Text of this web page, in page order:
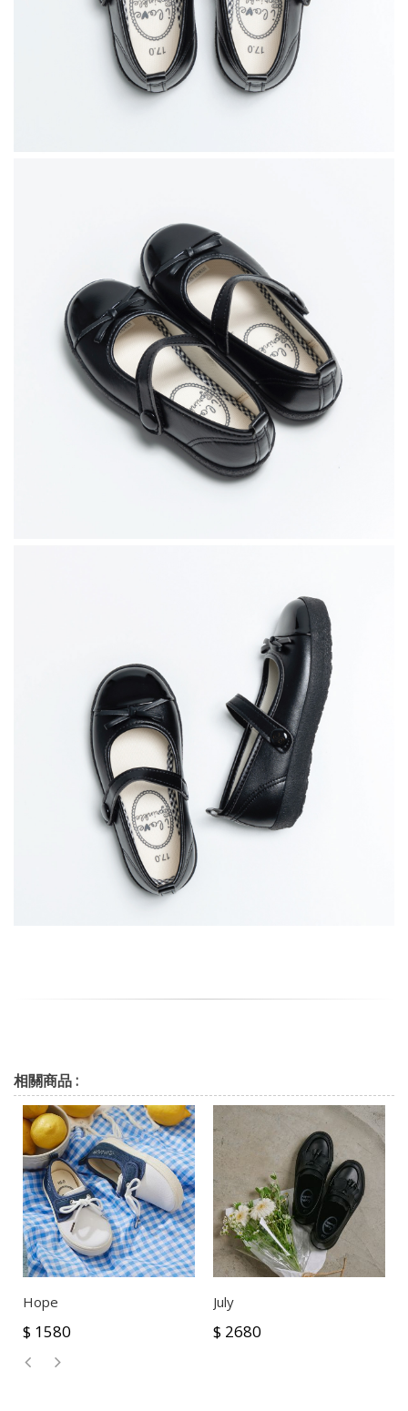
相關商品 :
Hope
$ 1580
July
$ 2680